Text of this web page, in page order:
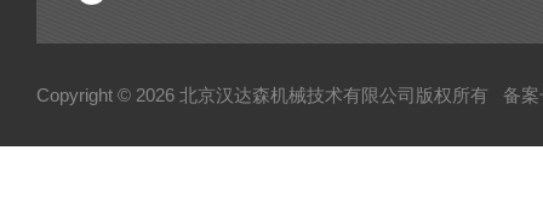
Copyright © 2026 北京汉达森机械技术有限公司版权所有 备案